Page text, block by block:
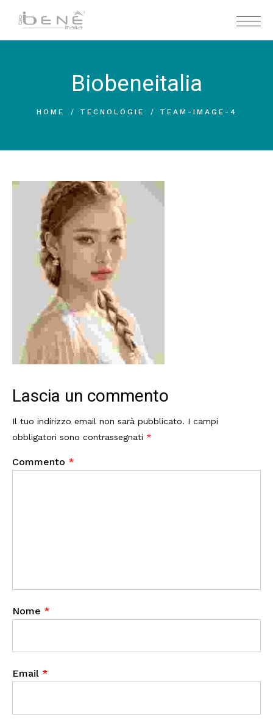
Biobeneitalia
HOME TECNOLOGIE TEAM-IMAGE-4
Lascia un commento
Il tuo indirizzo email non sarà pubblicato. I campi
obbligatori sono contrassegnati *
Commento *
Nome *
Email *